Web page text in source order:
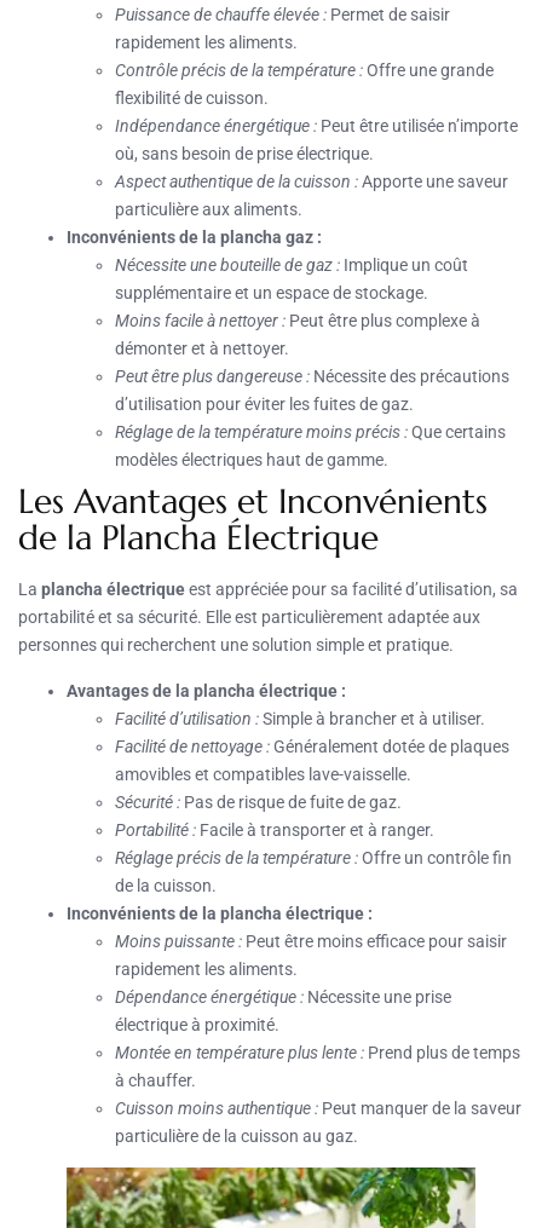
Puissance de chauffe élevée : Permet de saisir
rapidement les aliments.
Contrôle précis de la température :Offre une grande
flexibilité de cuisson.
Indépendance énergétique : Peut être utilisée n’importe
où, sans besoin de prise électrique.
Aspect authentique de la cuisson :Apporte une saveur
particulière aux aliments.
Inconvénients de la plancha gaz :
Nécessite une bouteille de gaz : Implique un coût
supplémentaire et un espace de stockage.
Moins facile à nettoyer : Peut être plus complexe à
démonter et à nettoyer.
Peut être plus dangereuse : Nécessite des précautions
d’utilisation pour éviter les fuites de gaz.
Réglage de la température moins précis :Que certains
modèles électriques haut de gamme.
Les Avantages et Inconvénients
de la Plancha Électrique
La plancha électriqueest appréciée pour sa facilité d’utilisation, sa
portabilité et sa sécurité. Elle est particulièrement adaptée aux
personnes qui recherchent une solution simple et pratique.
Avantages de la plancha électrique :
Facilité d’utilisation :Simple à brancher et à utiliser.
Facilité de nettoyage :Généralement dotée de plaques
amovibles et compatibles lave-vaisselle.
Sécurité : Pas de risque de fuite de gaz.
Portabilité : Facile à transporter et à ranger.
Réglage précis de la température :Offre un contrôle fin
de la cuisson.
Inconvénients de la plancha électrique :
Moins puissante : Peut être moins efficace pour saisir
rapidement les aliments.
Dépendance énergétique : Nécessite une prise
électrique à proximité.
Montée en température plus lente : Prend plus de temps
à chauffer.
Cuisson moins authentique : Peut manquer de la saveur
particulière de la cuisson au gaz.